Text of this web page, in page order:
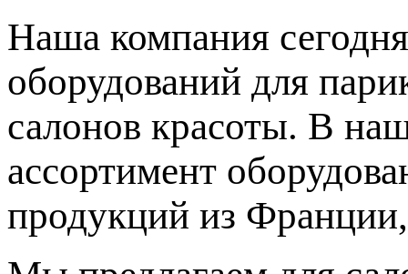
Наша компания
оборудований для
салонов красоты. В
ассортимент
продукций из